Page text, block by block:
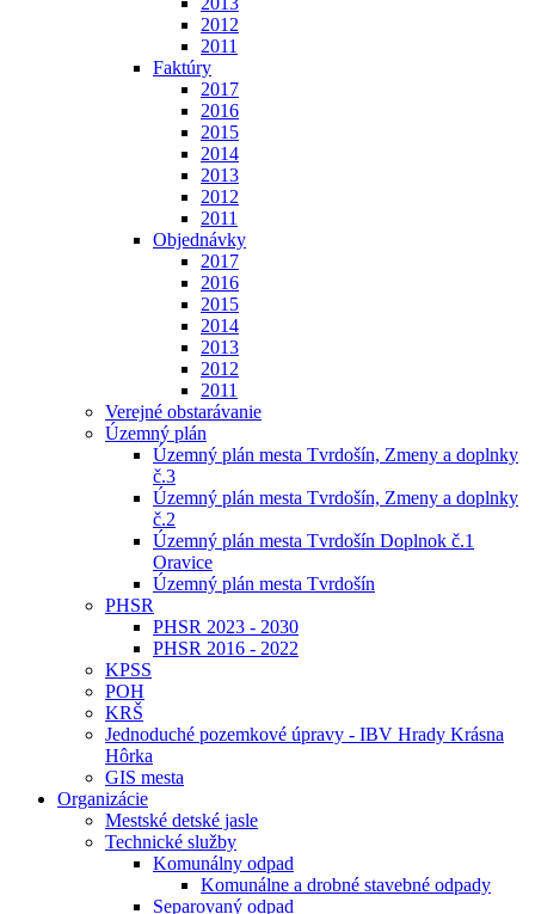
2012
2011
Faktúry
2017
2016
2015
2014
2013
2012
2011
Objednávky
2017
2016
2015
2014
2013
2012
2011
Verejné obstarávanie
Územný plán
Územný plán mesta Tvrdošín, Zmeny a doplnky
č.3
Územný plán mesta Tvrdošín, Zmeny a doplnky
č.2
Územný plán mesta Tvrdošín Doplnok č.1
Oravice
Územný plán mesta Tvrdošín
PHSR
PHSR 2023 - 2030
PHSR 2016 - 2022
KPSS
POH
KRŠ
Jednoduché pozemkové úpravy - IBV Hrady Krásna
Hôrka
GIS mesta
Organizácie
Mestské detské jasle
Technické služby
Komunálny odpad
Komunálne a drobné stavebné odpady
Separovaný odpad